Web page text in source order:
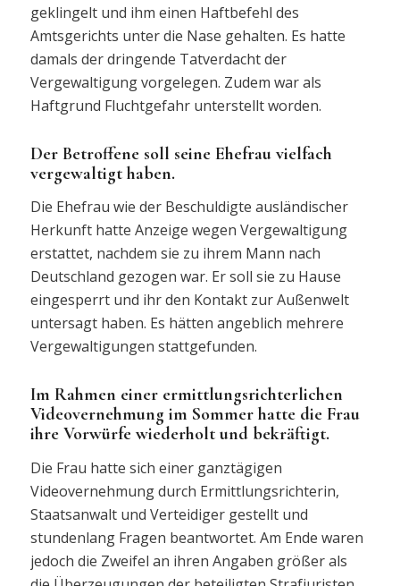
geklingelt und ihm einen Haftbefehl des
Amtsgerichts unter die Nase gehalten. Es hatte
damals der dringende Tatverdacht der
Vergewaltigung vorgelegen. Zudem war als
Haftgrund Fluchtgefahr unterstellt worden.
Der Betroffene soll seine Ehefrau vielfach
vergewaltigt haben.
Die Ehefrau wie der Beschuldigte ausländischer
Herkunft hatte Anzeige wegen Vergewaltigung
erstattet, nachdem sie zu ihrem Mann nach
Deutschland gezogen war. Er soll sie zu Hause
eingesperrt und ihr den Kontakt zur Außenwelt
untersagt haben. Es hätten angeblich mehrere
Vergewaltigungen stattgefunden.
Im Rahmen einer ermittlungsrichterlichen
Videovernehmung im Sommer hatte die Frau
ihre Vorwürfe wiederholt und bekräftigt.
Die Frau hatte sich einer ganztägigen
Videovernehmung durch Ermittlungsrichterin,
Staatsanwalt und Verteidiger gestellt und
stundenlang Fragen beantwortet. Am Ende waren
jedoch die Zweifel an ihren Angaben größer als